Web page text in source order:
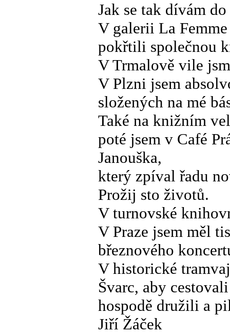
Jak se tak dívám
V galerii La
pokřtili společnou
V Trmalově vile
V Plzni jsem
složených na mé
Také na knižním
poté jsem v Café
Janouška,
který zpíval řadu
Prožij sto životů.
V turnovské
V Praze jsem měl
březnového
V historické
Švarc, aby
hospodě družili a
Jiří Žáček